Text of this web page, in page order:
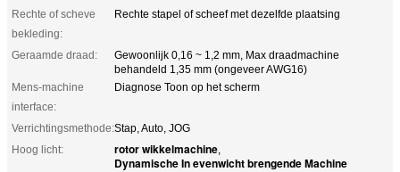
Rechte of scheve
bekleding:
Rechte stapel of scheef met dezelfde plaatsing
Geraamde draad:
Gewoonlijk 0,16 ~ 1,2 mm, Max draadmachine
behandeld 1,35 mm (ongeveer AWG16)
Mens-machine
interface:
Diagnose Toon op het scherm
Verrichtingsmethode:Stap, Auto, JOG
Hoog licht:
rotor wikkelmachine,
Dynamische In evenwicht brengende Machine